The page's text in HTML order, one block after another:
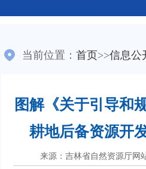
当前位置：首页>>信息公
图解《关于引导和
耕地后备资源开
来源：吉林省自然资源厅网